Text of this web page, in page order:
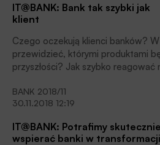
IT@BANK: Bank tak szybki jak
klient
Czego oczekują klienci banków?
przewidzieć, którymi produktami
przyszłości? Jak szybko reagować
odbiorcy we właściwym miejscu i
samodzielnie stawią czoła tym
pytania odpowiada Tomasz
Innovation Hub.
BANK 2018/11
30.11.2018 12:19
IT@BANK: Potrafimy skutecznie
wspierać banki w